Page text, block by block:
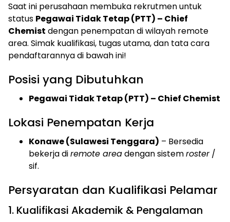
Saat ini perusahaan membuka rekrutmen untuk
status Pegawai Tidak Tetap (PTT) – Chief
Chemist dengan penempatan di wilayah remote
area. Simak kualifikasi, tugas utama, dan tata cara
pendaftarannya di bawah ini!
Posisi yang Dibutuhkan
Pegawai Tidak Tetap (PTT) – Chief Chemist
Lokasi Penempatan Kerja
Konawe (Sulawesi Tenggara) – Bersedia
bekerja diremote areadengan sistemroster/
sif.
Persyaratan dan Kualifikasi Pelamar
1. Kualifikasi Akademik & Pengalaman